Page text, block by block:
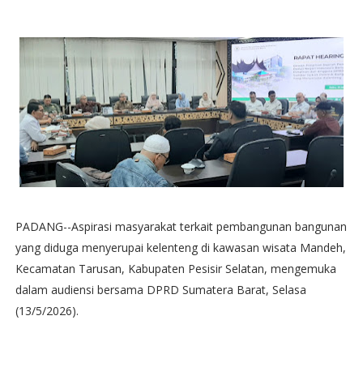
PADANG--Aspirasi masyarakat terkait pembangunan bangunan
yang diduga menyerupai kelenteng di kawasan wisata Mandeh,
Kecamatan Tarusan, Kabupaten Pesisir Selatan, mengemuka
dalam audiensi bersama DPRD Sumatera Barat, Selasa
(13/5/2026).